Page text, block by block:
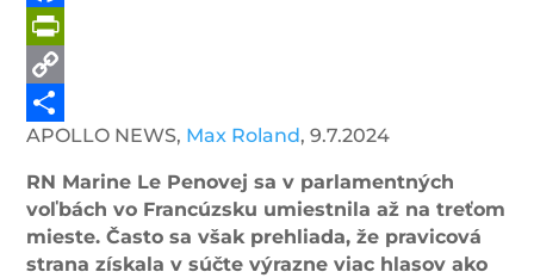
Facebook
PrintFriendly
Copy
Link
Share
APOLLO NEWS, Max Roland, 9.7.2024
RN Marine Le Penovej sa v parlamentných
voľbách vo Francúzsku umiestnila až na treťom
mieste. Často sa však prehliada, že pravicová
strana získala v súčte výrazne viac hlasov ako